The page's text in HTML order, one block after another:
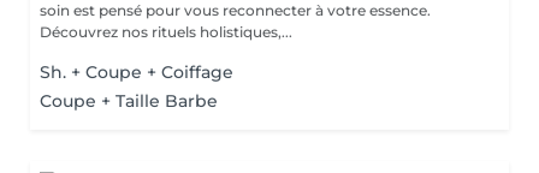
soin est pensé pour vous reconnecter à votre essence.
Découvrez nos rituels holistiques,...
Sh. + Coupe + Coiffage
Coupe + Taille Barbe